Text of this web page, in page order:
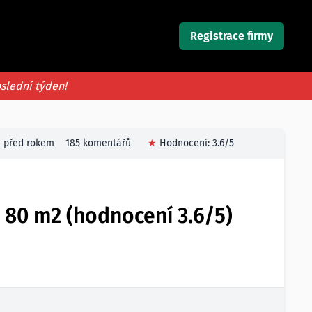
Registrace firmy
týden!
před rokem 185 komentářů ★ Hodnocení: 3.6/5
m2 (hodnocení 3.6/5)